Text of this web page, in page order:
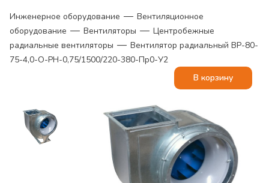
Инженерное оборудование — Вентиляционное
оборудование — Вентиляторы — Центробежные
радиальные вентиляторы — Вентилятор радиальный ВР-80-
75-4,0-О-РН-0,75/1500/220-380-Пр0-У2
В корзину